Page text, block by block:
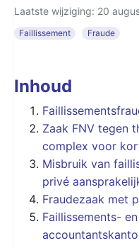
Laatste wijziging: 20
Faillissement Fraude
Inhoud
Zaak FNV tegen
complex voor
Misbruik van
privé
Fraudezaak met
Faillissements-